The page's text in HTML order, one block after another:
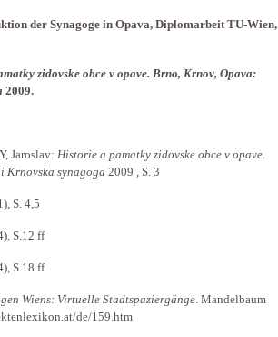
der Synagoge in Opava, Diplomarbeit TU-Wien,
zidovske obce v opave. Brno, Krnov, Opava:
2009.
Jaroslav: Historie a pamatky zidovske obce v opave.
Krnovska synagoga 2009 , S. 3
S. 4,5
S.12 ff
S.18 ff
Wiens: Virtuelle Stadtspaziergänge. Mandelbaum
de/159.htm